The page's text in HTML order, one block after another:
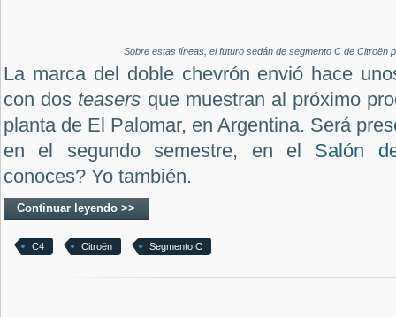
Sobre estas líneas, el futuro sedán de segmento C de Citroën
La marca del doble chevrón envió hace
con dos teasers que muestran al próximo
planta de El Palomar, en Argentina. Será
en el segundo semestre, en el Salón
conoces? Yo también.
Continuar leyendo >>
C4 Citroën Segmento C